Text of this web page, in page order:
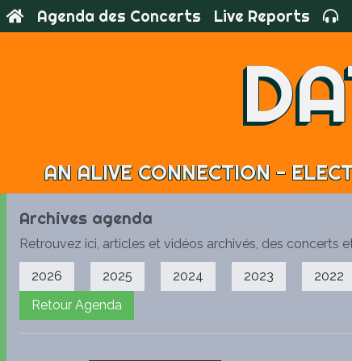
Agenda des Concerts Live Reports
AN ALIVE CONNECTION -
Archives agenda
Retrouvez ici, articles et vidéos archivés, des concerts
2026 2025 2024 2023 2022
Retour Agenda
Archives Agenda
Nine Eleven + Sliver + Reviens + More
Jeudi 24 Avril 2014 | Totem - Maxeville
Amis et sympathisants de boucherie punk
ce n'est pas tous les jours